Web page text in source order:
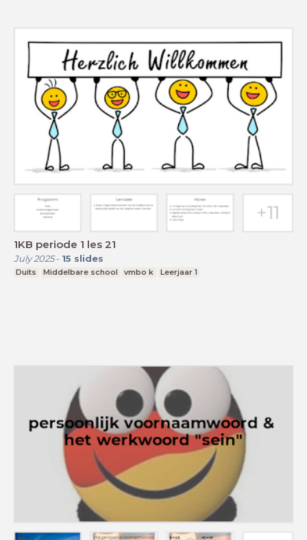
1KB periode 1 les 21
July 2025- 15 slides
Duits Middelbare school vmbo k Leerjaar 1